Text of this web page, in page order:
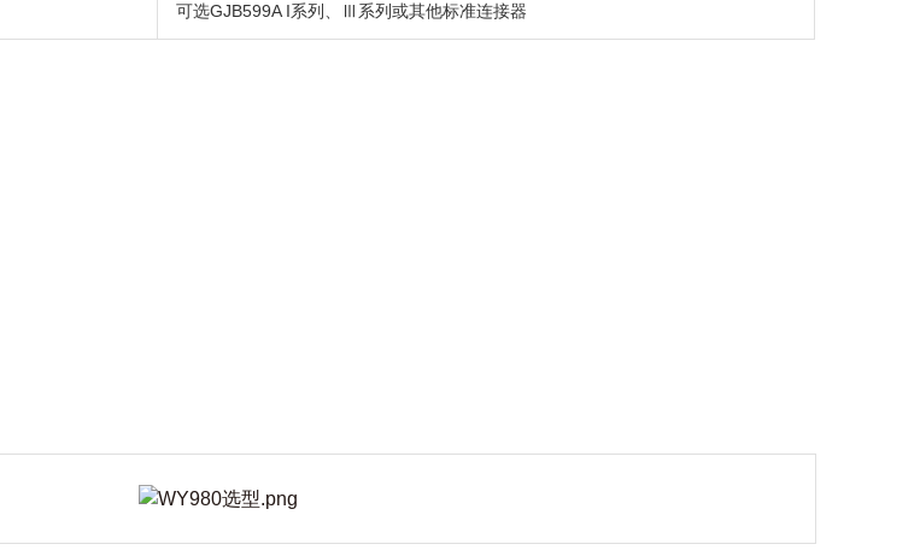
可选GJB599A I系列、Ⅲ系列或其他标准连接器